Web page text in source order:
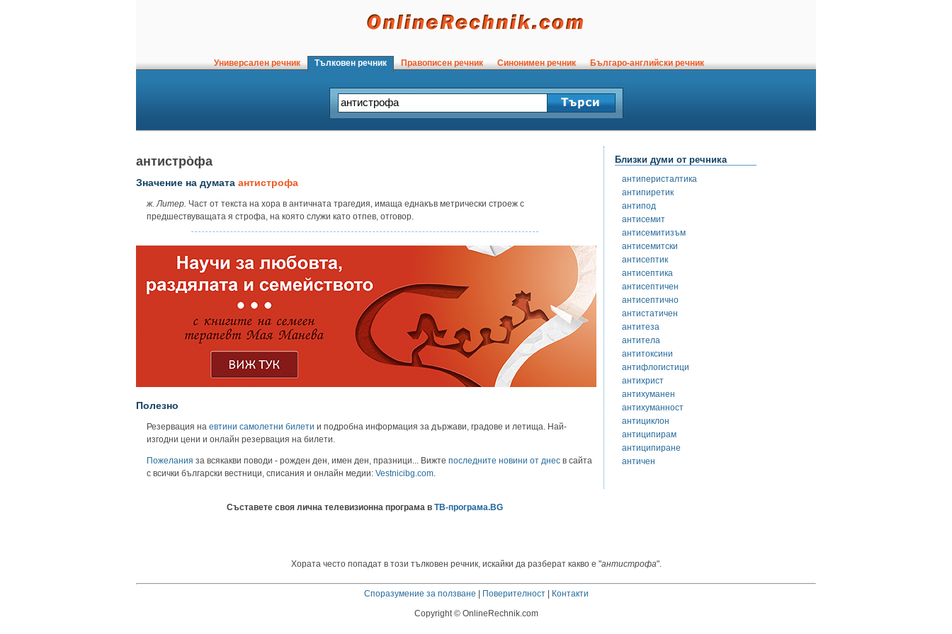
Универсален речник Тълковен речник Правописен речник Синонимен речник Българо-английски речник
антистро̀фа
Значение на думата антистрофа
ж. Литер. Част от текста на хора в античната трагедия, имаща еднакъв метрически строеж с
предшествуващата я строфа, на която служи като отпев, отговор.
Полезно
Резервация на евтини самолетни билети и подробна информация за държави, градове и летища. Най-
изгодни цени и онлайн резервация на билети.
Пожелания за всякакви поводи - рожден ден, имен ден, празници... Вижте последните новини от днес в сайта
с всички български вестници, списания и онлайн медии: Vestnicibg.com
Съставете своя лична телевизионна програма в ТВ-програма.BG
Близки думи от речника
антиперисталтика
антипиретик
антипод
антисемит
антисемитизъм
антисемитски
антисептик
антисептика
антисептичен
антисептично
антистатичен
антитеза
антитела
антитоксини
антифлогистици
антихрист
антихуманен
антихуманност
антициклон
антиципирам
антиципиране
античен
Хората често попадат в този тълковен речник, искайки да разберат какво е "антистрофа".
Споразумение за ползване | Поверителност| Контакти
Copyright © OnlineRechnik.com